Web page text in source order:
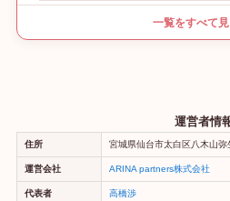
一覧をすべて
運営者情
住所 宮城県仙台市太白区八木山弥
運営会社 ARINA partners株式会社
代表者 高橋渉